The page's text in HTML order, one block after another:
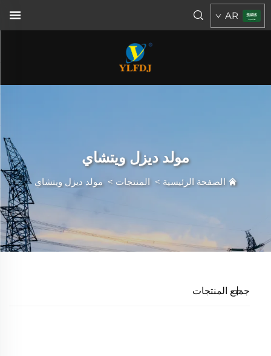
AR
مولد ديزل ويتشاي
الصفحة الرئيسية >المنتجات >مولد ديزل ويتشاي
جميع المنتجات